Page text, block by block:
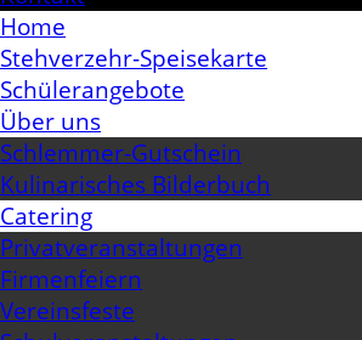
Home
Stehverzehr-Speisekarte
Schülerangebote
Über uns
Schlemmer-Gutschein
Kulinarisches Bilderbuch
Catering
Privatveranstaltungen
Firmenfeiern
Vereinsfeste